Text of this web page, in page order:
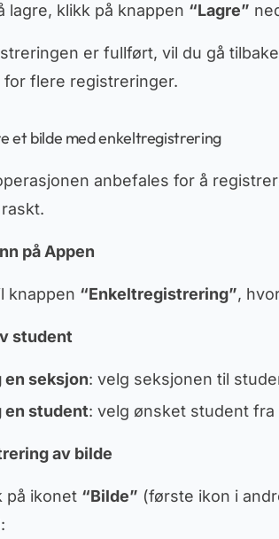
lagre, klikk på knappen “Lagre”
er fullført, vil du gå
for flere registreringer.
et bilde med enkeltregistrering
anbefales for å
på Appen
knappen “Enkeltregistrering”,
student
en seksjon: velg seksjonen til
en student: velg ønsket student fra
av bilde
på ikonet “Bilde” (første ikon i